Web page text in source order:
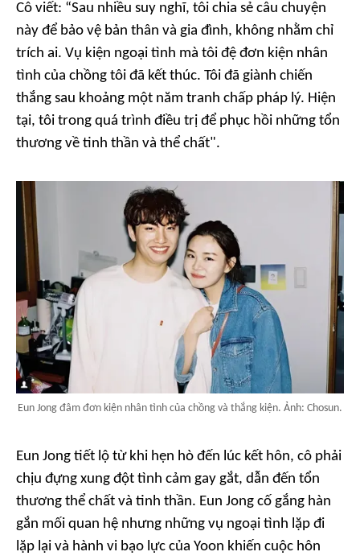
Cô viết: “Sau nhiều suy nghĩ, tôi chia sẻ câu chuyện
này để bảo vệ bản thân và gia đình, không nhằm chỉ
trích ai. Vụ kiện ngoại tình mà tôi đệ đơn kiện nhân
tình của chồng tôi đã kết thúc. Tôi đã giành chiến
thắng sau khoảng một năm tranh chấp pháp lý. Hiện
tại, tôi trong quá trình điều trị để phục hồi những tổn
thương về tinh thần và thể chất".
Eun Jong đâm đơn kiện nhân tình của chồng và thắng kiện. Ảnh: Chosun.
Eun Jong tiết lộ từ khi hẹn hò đến lúc kết hôn, cô phải
chịu đựng xung đột tình cảm gay gắt, dẫn đến tổn
thương thể chất và tinh thần. Eun Jong cố gắng hàn
gắn mối quan hệ nhưng những vụ ngoại tình lặp đi
lặp lại và hành vi bạo lực của Yoon khiến cuộc hôn